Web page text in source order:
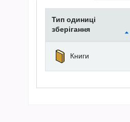
Тип одиниці
зберігання
Книги